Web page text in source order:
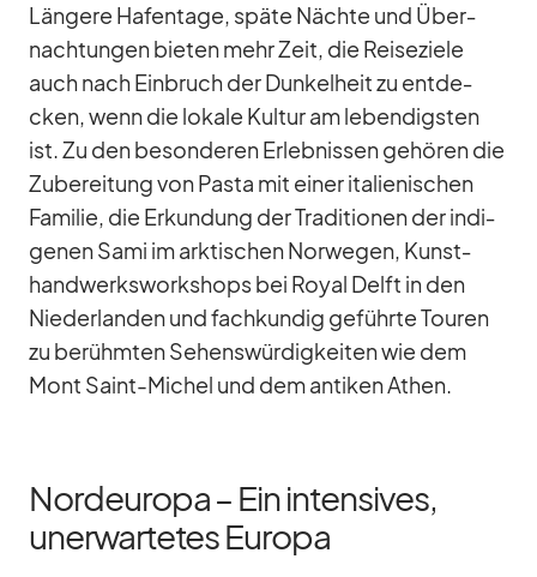
Län­gere Ha­fen­tage, späte Nächte und Über­
nach­tun­gen bie­ten mehr Zeit, die Rei­se­ziele
auch nach Ein­bruch der Dun­kel­heit zu ent­de­
cken, wenn die lo­kale Kul­tur am le­ben­digs­ten
ist. Zu den be­son­de­ren Er­leb­nis­sen ge­hö­ren die
Zu­be­rei­tung von Pasta mit ei­ner ita­lie­ni­schen
Fa­mi­lie, die Er­kun­dung der Tra­di­tio­nen der in­di­
ge­nen Sami im ark­ti­schen Nor­we­gen, Kunst­
hand­werks­work­shops bei Royal Delft in den
Nie­der­lan­den und fach­kun­dig ge­führte Tou­ren
zu be­rühm­ten Se­hens­wür­dig­kei­ten wie dem
Mont Saint-Mi­chel und dem an­ti­ken Athen.
Nordeuropa – Ein intensives,
unerwartetes Europa